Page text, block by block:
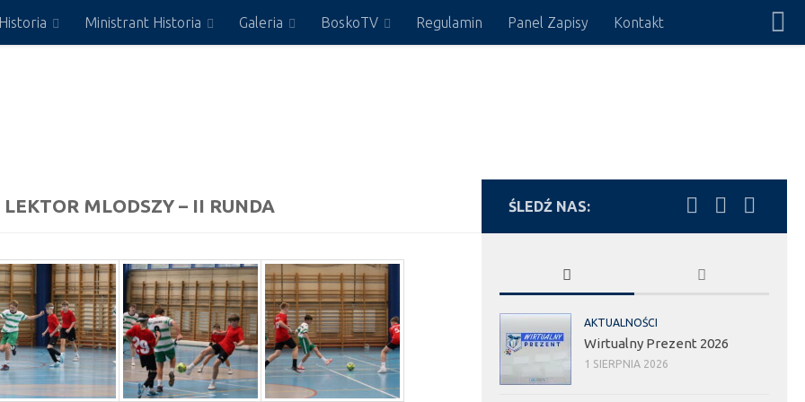
Ministrant Historia Galeria BoskoTV Regulamin Panel Zapisy Kontakt
MLODSZY – II RUNDA ŚLEDŹ NAS:
AKTUALNOŚCI
Wirtualny Prezent 2026
1 SIERPNIA 2026